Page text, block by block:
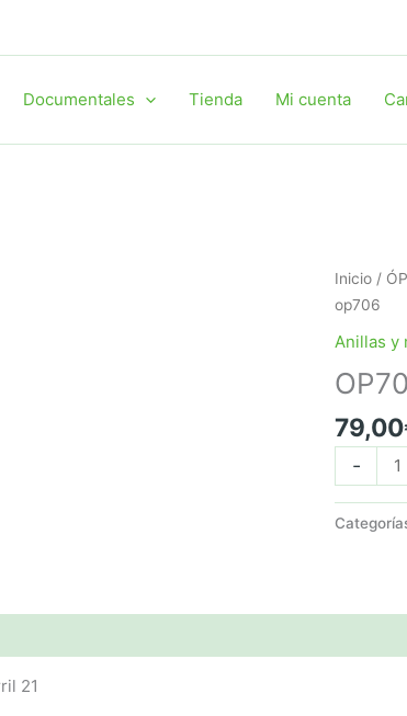
Documentales Tienda Mi cuenta
Inicio /
op706
Anillas y
79,00
-
op706
cantidad
21